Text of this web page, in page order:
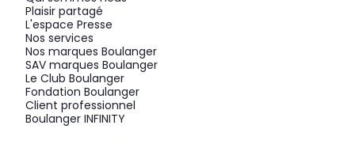
Plaisir partagé
L'espace Presse
Nos services
Nos marques Boulanger
SAV marques Boulanger
Le Club Boulanger
Fondation Boulanger
Client professionnel
Boulanger INFINITY